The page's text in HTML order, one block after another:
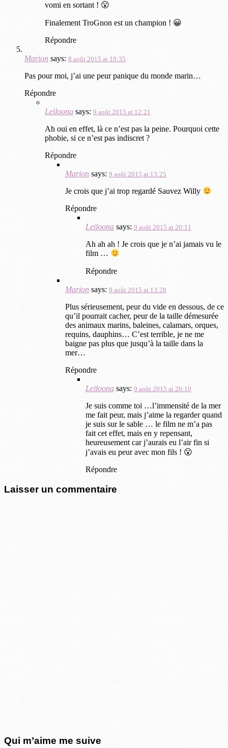
vomi en sortant ! 😮
Finalement TroGnon est un champion ! 😀
Répondre
Marion says: 8 août 2015 at 10:35
Pas pour moi, j’ai une peur panique du monde marin…
Répondre
Leiloona says: 9 août 2015 at 12:21
Ah oui en effet, là ce n’est pas la peine. Pourquoi cette
phobie, si ce n’est pas indiscret ?
Répondre
Marion says: 9 août 2015 at 13:25
Je crois que j’ai trop regardé Sauvez Willy
Répondre
Leiloona says: 9 août 2015 at 20:11
Ah ah ah ! Je crois que je n’ai jamais vu le
film …
Répondre
Marion says: 9 août 2015 at 13:28
Plus sérieusement, peur du vide en dessous, de ce
qu’il pourrait cacher, peur de la taille démesurée
des animaux marins, baleines, calamars, orques,
requins, dauphins… C’est terrible, je ne me
baigne pas plus que jusqu’à la taille dans la
mer…
Répondre
Leiloona says: 9 août 2015 at 20:10
Je suis comme toi …l’immensité de la mer
me fait peur, mais j’aime la regarder quand
je suis sur le sable … le film ne m’a pas
fait cet effet, mais en y repensant,
heureusement car j’aurais eu l’air fin si
j’avais eu peur avec mon fils ! 😮
Répondre
Laisser un commentaire
Qui m’aime me suive